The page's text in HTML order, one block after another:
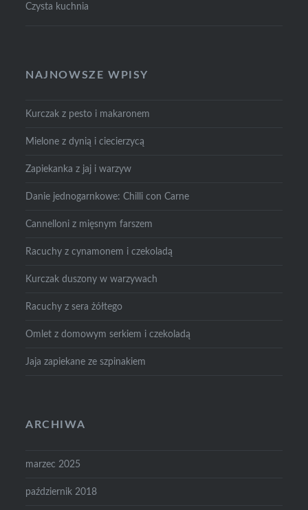
Czysta kuchnia
NAJNOWSZE WPISY
Kurczak z pesto i makaronem
Mielone z dynią i ciecierzycą
Zapiekanka z jaj i warzyw
Danie jednogarnkowe: Chilli con Carne
Cannelloni z mięsnym farszem
Racuchy z cynamonem i czekoladą
Kurczak duszony w warzywach
Racuchy z sera żółtego
Omlet z domowym serkiem i czekoladą
Jaja zapiekane ze szpinakiem
ARCHIWA
marzec 2025
październik 2018